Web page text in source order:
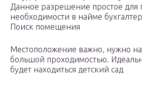
Данное разрешение простое для
необходимости в найме
Поиск помещения
Местоположение важно, нужно
большой проходимостью.
будет находиться детский сад